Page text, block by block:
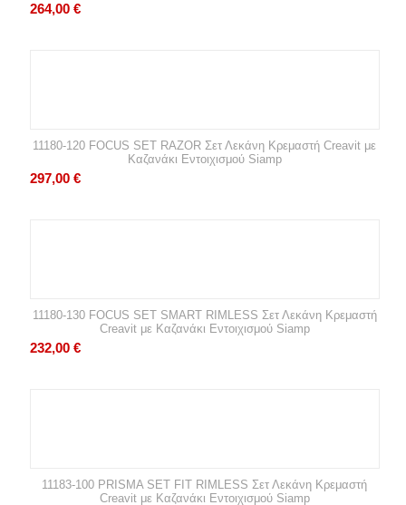
264,00 €
11180-120 FOCUS SET RAZOR Σετ Λεκάνη Κρεμαστή Creavit με
Καζανάκι Εντοιχισμού Siamp
297,00 €
11180-130 FOCUS SET SMART RIMLESS Σετ Λεκάνη Κρεμαστή
Creavit με Καζανάκι Εντοιχισμού Siamp
232,00 €
11183-100 PRISMA SET FIT RIMLESS Σετ Λεκάνη Κρεμαστή
Creavit με Καζανάκι Εντοιχισμού Siamp